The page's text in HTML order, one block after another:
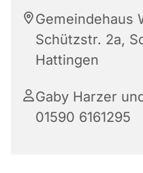
Gemeindehaus
Schützstr. 2a,
Hattingen
Gaby Harzer
01590 6161295